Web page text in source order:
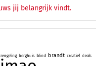
jij belangrijk vindt.
berghuis blind brandt creatief deals